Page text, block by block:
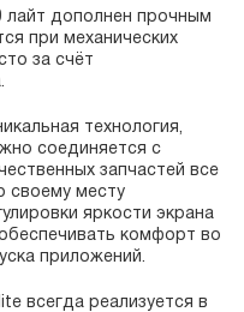
лайт дополнен прочным
при механических
за счёт
технология,
соединяется с
запчастей все
своему месту
яркости экрана
комфорт во
приложений.
всегда реализуется в